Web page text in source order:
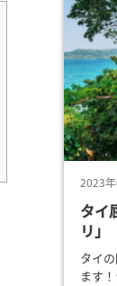
2023
タイ
リ」
タイ
ます